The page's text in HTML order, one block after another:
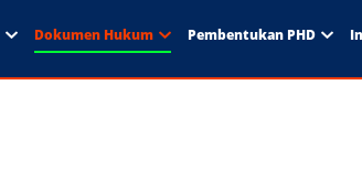
Dokumen Hukum Pembentukan PHD